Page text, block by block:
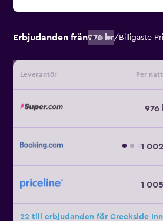
Erbjudanden från976 kr/ Billigaste
Leverantör Per
976
1
1
22 till erbjudanden för Creekside Inn